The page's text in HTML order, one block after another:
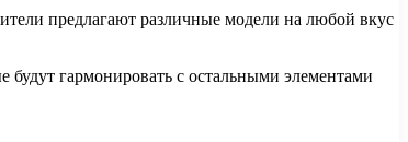
предлагают различные модели на любой вкус
будут гармонировать с остальными элементами